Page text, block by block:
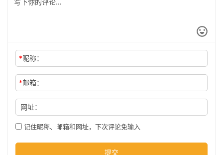
技
*昵称：
*邮箱：
网址：
记住昵称、邮箱和网址，下次评论免输入
提交